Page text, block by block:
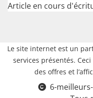
Article en cours
Le site internet est un
services présentés.
des offres et
6-